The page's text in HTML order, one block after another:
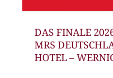
DAS FINALE
MRS
HOTEL –